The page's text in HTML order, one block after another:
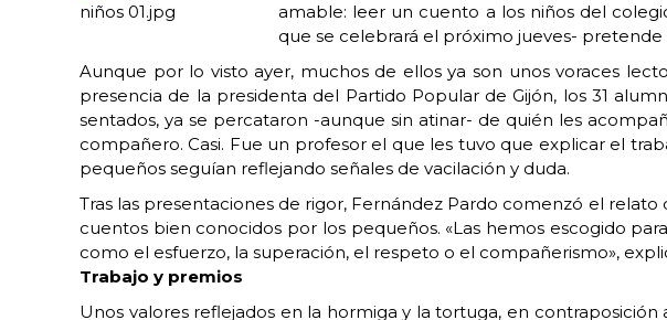
amable: leer un cuento a los niños del
que se celebrará el próximo jueves-
Aunque por lo visto ayer, muchos de ellos ya son unos voraces
presencia de la presidenta del Partido Popular de Gijón, los 31
sentados, ya se percataron -aunque sin atinar- de quién les
compañero. Casi. Fue un profesor el que les tuvo que explicar el
pequeños seguían reflejando señales de vacilación y duda.
Tras las presentaciones de rigor, Fernández Pardo comenzó el relato
cuentos bien conocidos por los pequeños. «Las hemos escogido
como el esfuerzo, la superación, el respeto o el compañerismo»,
Trabajo y premios
Unos valores reflejados en la hormiga y la tortuga, en